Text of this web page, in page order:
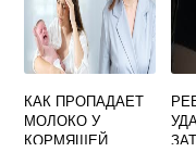
КАК ПРОПАДАЕТ
МОЛОКО У
КОРМЯЩЕЙ